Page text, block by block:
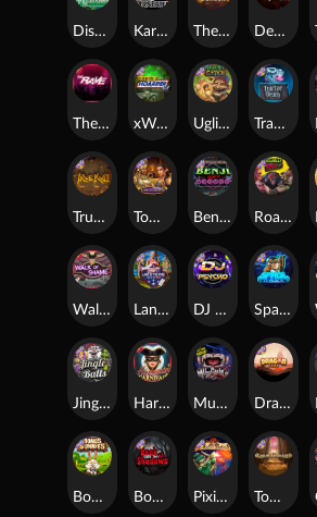
Dead Men Walking
Munchies
Roadkill
Book Of Shadows
Tractor Beam
Space Donkey
Land of the Free
Benji Killed in Vegas
Tomb of Nefertiti
Tomb of Akhenaten
Dragon Tribe
Bonus Bunnies
Disturbed
DJ Psycho
Jingle Balls Harlequin Carnival
Walk of Shame
Pixies vs Pirates
xWays Hoarder xSplit
Karen Maneater
True kult
The Border
Ugliest Catch
The Rave